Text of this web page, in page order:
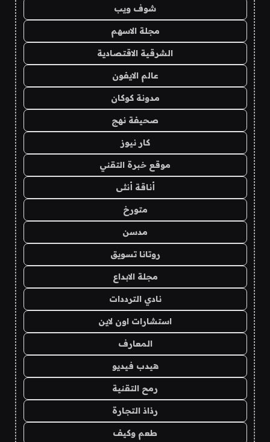
شوف ويب
مجلة الاسهم
الشرقية الاقتصادية
عالم الايفون
مدونة كوكان
صحيفة نهج
كار نيوز
موقع خبرة التقني
أناقة أنثى
متورخ
مدسن
روتانا تسويق
مجلة الابداع
نادي الترددات
استشارات اون لاين
المعارف
هيدب فيديو
رمح التقنية
رذاذ التجارة
طعم وكيف